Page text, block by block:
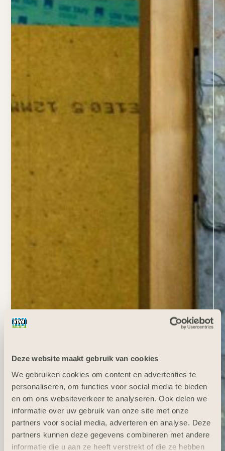
Deze website maakt gebruik van cookies
We gebruiken cookies om content en advertenties te
personaliseren, om functies voor social media te bieden
en om ons websiteverkeer te analyseren. Ook delen we
informatie over uw gebruik van onze site met onze
partners voor social media, adverteren en analyse. Deze
partners kunnen deze gegevens combineren met andere
informatie die u aan ze heeft verstrekt of die ze hebben